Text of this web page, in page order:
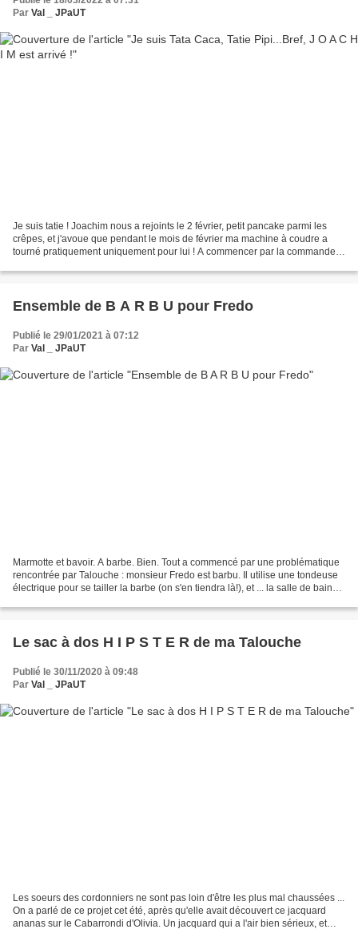
Par Val _ JPaUT
Je suis tatie ! Joachim nous a rejoints le 2 février, petit pancake parmi les
crêpes, et j'avoue que pendant le mois de février ma machine à coudre a
tourné pratiquement uniquement pour lui ! A commencer par la commande
Ensemble de B A R B U pour Fredo
Publié le 29/01/2021 à 07:12
Par Val _ JPaUT
Marmotte et bavoir. A barbe. Bien. Tout a commencé par une problématique
rencontrée par Talouche : monsieur Fredo est barbu. Il utilise une tondeuse
électrique pour se tailler la barbe (on s'en tiendra là!), et ... la salle de bain
Le sac à dos H I P S T E R de ma Talouche
Publié le 30/11/2020 à 09:48
Par Val _ JPaUT
Les soeurs des cordonniers ne sont pas loin d'être les plus mal chaussées ...
On a parlé de ce projet cet été, après qu'elle avait découvert ce jacquard
ananas sur le Cabarrondi d'Olivia. Un jacquard qui a l'air bien sérieux, et